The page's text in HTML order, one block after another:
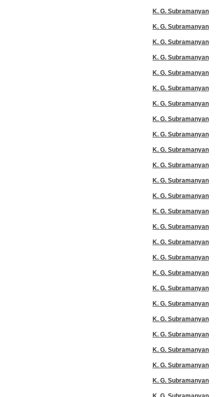
K. G. Subramanyan
K. G. Subramanyan
K. G. Subramanyan
K. G. Subramanyan
K. G. Subramanyan
K. G. Subramanyan
K. G. Subramanyan
K. G. Subramanyan
K. G. Subramanyan
K. G. Subramanyan
K. G. Subramanyan
K. G. Subramanyan
K. G. Subramanyan
K. G. Subramanyan
K. G. Subramanyan
K. G. Subramanyan
K. G. Subramanyan
K. G. Subramanyan
K. G. Subramanyan
K. G. Subramanyan
K. G. Subramanyan
K. G. Subramanyan
K. G. Subramanyan
K. G. Subramanyan
K. G. Subramanyan